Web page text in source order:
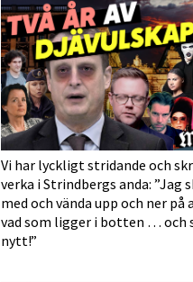
Vi har lyckligt stridande och
verka i Strindbergs anda: ”Jag
med och vända upp och ner
vad som ligger i botten … och
nytt!”